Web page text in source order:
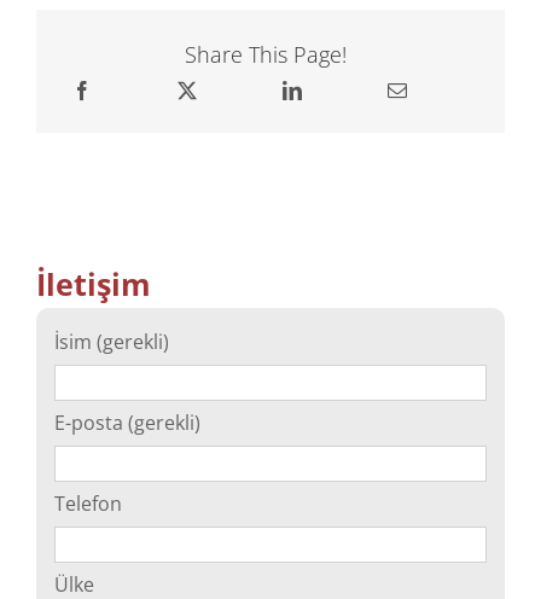
Share This Page!
İletişim
İsim (gerekli)
E-posta (gerekli)
Telefon
Ülke